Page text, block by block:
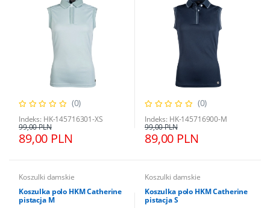
(0)
Indeks: HK-145716301-XS
89,00 PLN
99,00 PLN
(0)
Indeks: HK-145716900-M
89,00 PLN
99,00 PLN
Koszulki damskie
Koszulka polo HKM Catherine
pistacja M
Koszulki damskie
Koszulka polo HKM Catherine
pistacja S